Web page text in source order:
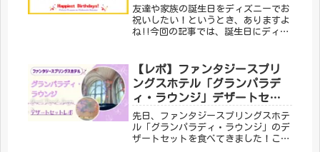
友達や家族の誕生日をディズニーでお
祝いしたい！というとき、ありますよ
ね!!今回の記事では、誕生日にディズ
【レポ】ファンタジースプリ
ングスホテル「グランパラデ
ィ・ラウンジ」デザートセッ
ト
先日、ファンタジースプリングスホテ
ル「グランパラディ・ラウンジ」のデ
ザートセットを食べてきました！この